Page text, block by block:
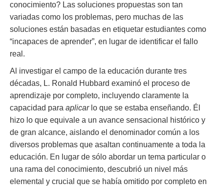
conocimiento? Las soluciones propuestas son tan
variadas como los problemas, pero muchas de las
soluciones están basadas en etiquetar estudiantes como
“incapaces de aprender”, en lugar de identificar el fallo
real.
Al investigar el campo de la educación durante tres
décadas, L. Ronald Hubbard examinó el proceso de
aprendizaje por completo, incluyendo claramente la
capacidad para aplicarlo que se estaba enseñando. Él
hizo lo que equivale a un avance sensacional histórico y
de gran alcance, aislando el denominador común a los
diversos problemas que asaltan continuamente a toda la
educación. En lugar de sólo abordar un tema particular o
una rama del conocimiento, descubrió un nivel más
elemental y crucial que se había omitido por completo en